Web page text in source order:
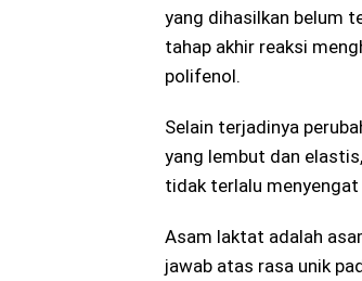
yang dihasilkan belum
tahap akhir reaksi
polifenol.
Selain terjadinya
yang lembut dan
tidak terlalu
Asam laktat adalah
jawab atas rasa unik